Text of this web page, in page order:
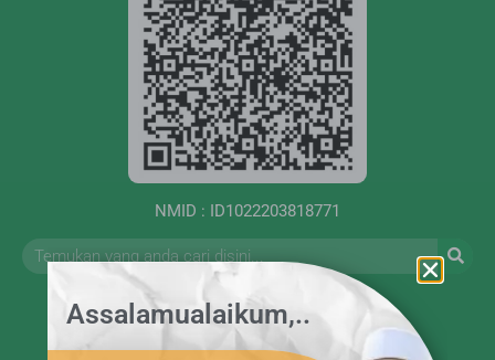
NMID : ID1022203818771
Assalamualaikum,..